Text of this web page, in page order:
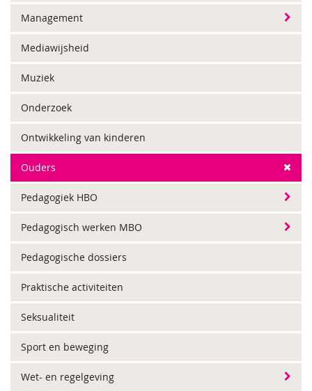
Management
Mediawijsheid
Muziek
Onderzoek
Ontwikkeling van kinderen
Ouders
Pedagogiek HBO
Pedagogisch werken MBO
Pedagogische dossiers
Praktische activiteiten
Seksualiteit
Sport en beweging
Wet- en regelgeving